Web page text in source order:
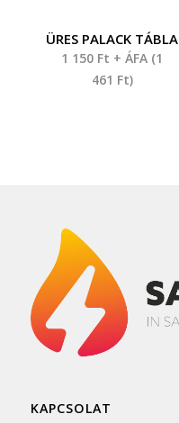
ÜRES PALACK TÁBLA
1 150 Ft + ÁFA (1
461 Ft)
KAPCSOLAT